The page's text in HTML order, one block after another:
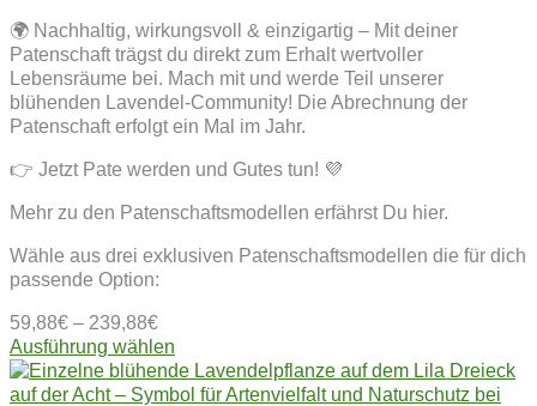
🌍 Nachhaltig, wirkungsvoll & einzigartig – Mit deiner
Patenschaft trägst du direkt zum Erhalt wertvoller
Lebensräume bei. Mach mit und werde Teil unserer
blühenden Lavendel-Community! Die Abrechnung der
Patenschaft erfolgt ein Mal im Jahr.
👉 Jetzt Pate werden und Gutes tun! 💜
Mehr zu den Patenschaftsmodellen erfährst Du hier.
Wähle aus drei exklusiven Patenschaftsmodellen die für dich
passende Option:
59,88€ – 239,88€
Ausführung wählen
Produkt
weist